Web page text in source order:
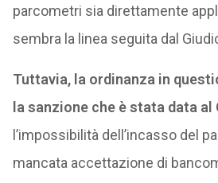
parcometri sia direttamente
sembra la linea seguita dal
Tuttavia, la ordinanza in
la sanzione che è stata data al
l’impossibilità dell’incasso del
mancata accettazione di